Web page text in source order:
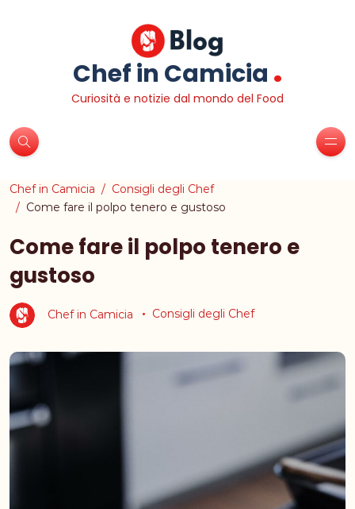
Chef in Camicia .
Curiosità e notizie dal mondo del Food
Chef in Camicia
Consigli degli Chef
Come fare il polpo tenero e gustoso
Come fare il polpo tenero e
gustoso
Chef in Camicia Consigli degli Chef